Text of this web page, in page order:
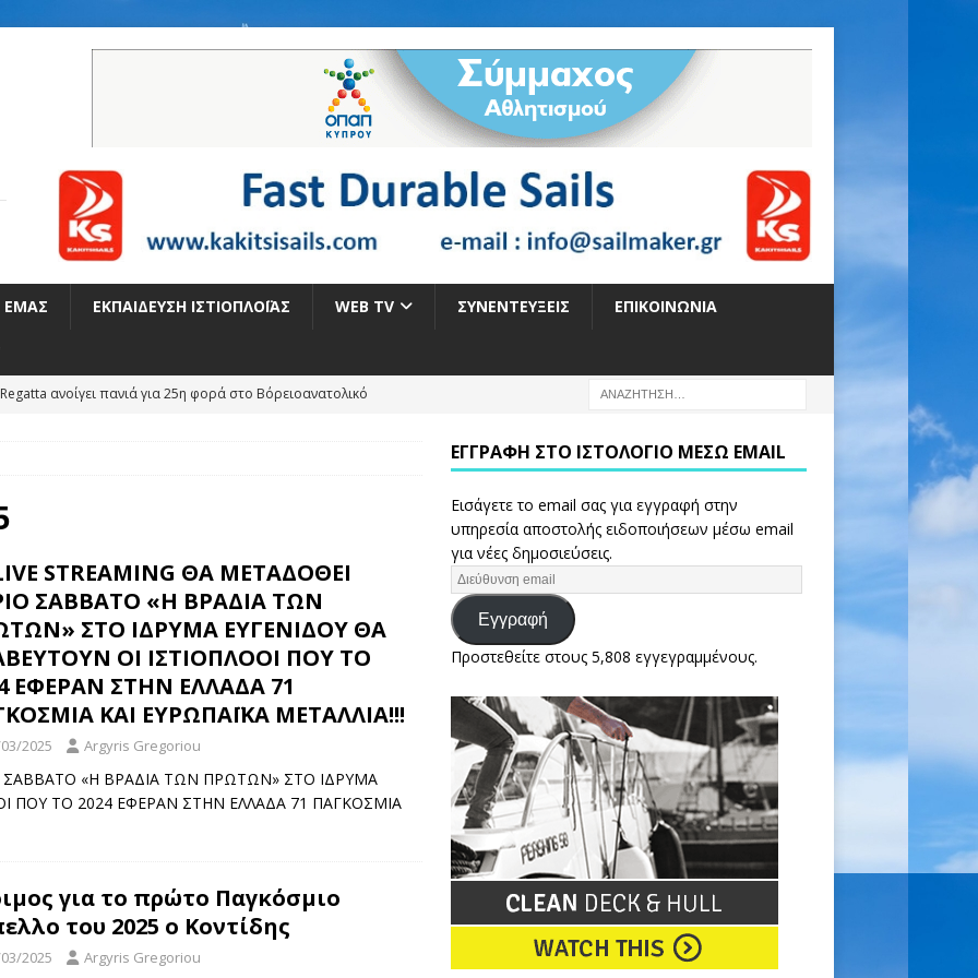
ΕΜΆΣ ΕΚΠΑΊΔΕΥΣΗ ΙΣΤΙΟΠΛΟΪ́ΑΣ WEB TV ΣΥΝΕΝΤΕΎΞΕΙΣ ΕΠΙΚΟΙΝΩΝΊΑ
ανοίγει πανιά για 25η φορά στο Βόρειοανατολικό
ΚΑΙ 293 PLUS ΤΗΣ ΠΟΛΩΝΙΑΣ
ΕΙΔΉΣΕΙΣ
παιχνίδι και γιορτινή ατμόσφαιρα στην πρώτη ημέρα του
STREAMING ΘΑ ΜΕΤΑΔΟΘΕΙ
ΣΑΒΒΑΤΟ «Η ΒΡΑΔΙΑ ΤΩΝ
ΣΤΟ ΙΔΡΥΜΑ ΕΥΓΕΝΙΔΟΥ ΘΑ
ΟΙ ΙΣΤΙΟΠΛΟΟΙ ΠΟΥ ΤΟ
ΕΦΕΡΑΝ ΣΤΗΝ ΕΛΛΑΔΑ 71
ΚΑΙ ΕΥΡΩΠΑΪΚΑ ΜΕΤΑΛΛΙΑ!!!
2025 Argyris Gregoriou
ΣΑΒΒΑΤΟ «Η ΒΡΑΔΙΑ ΤΩΝ ΠΡΩΤΩΝ» ΣΤΟ ΙΔΡΥΜΑ
ΠΟΥ ΤΟ 2024 ΕΦΕΡΑΝ ΣΤΗΝ ΕΛΛΑΔΑ 71 ΠΑΓΚΟΣΜΙΑ
για το πρώτο Παγκόσμιο
του 2025 ο Κοντίδης
2025 Argyris Gregoriou
ΕΓΓΡΑΦΉ ΣΤΟ ΙΣΤΟΛΌΓΙΟ ΜΈΣΩ EMAIL
Εισάγετε το email σας για εγγραφή στην
υπηρεσία αποστολής ειδοποιήσεων μέσω email
για νέες δημοσιεύσεις.
Εγγραφή
Προστεθείτε στους 5,808 εγγεγραμμένους.